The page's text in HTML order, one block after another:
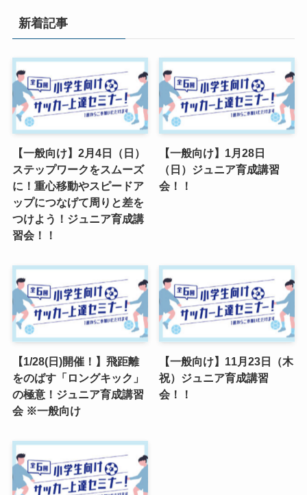
新着記事
【一般向け】2月4日（日）
ステップワークをスムーズ
に！重心移動やスピードア
ップにつなげて周りと差を
つけよう！ジュニア育成講
習会！！
【一般向け】1月28日
（日）ジュニア育成講習
会！！
【1/28(日)開催！】飛距離
をのばす「ロングキック」
の極意！ジュニア育成講習
会 ※一般向け
【一般向け】11月23日（木
祝）ジュニア育成講習
会！！